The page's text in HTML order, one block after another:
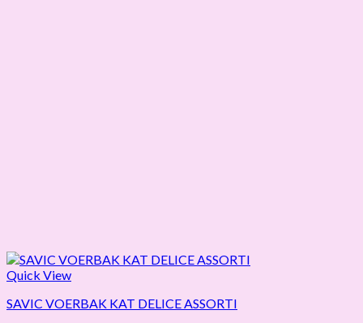
Quick View
SAVIC VOERBAK KAT DELICE ASSORTI